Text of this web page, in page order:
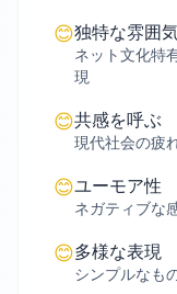
😊独特な雰囲
ネット文化特
現
😊共感を呼ぶ
現代社会の疲
😊ユーモア性
ネガティブな
😊多様な表現
シンプルなも